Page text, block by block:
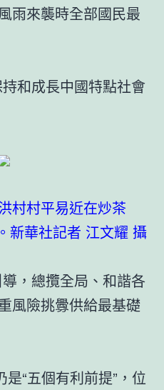
雨來襲時全部國民最
和成長中國特點社會
村村平易近在炒茶
新華社記者 江文耀 攝
，總攬全局、和諧各
風險挑釁供給最基礎
是“五個有利前提”，位